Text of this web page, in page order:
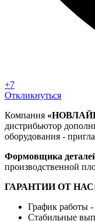
+7
Откликнуться
Компания
дистрибьютор
оборудования -
Формовщика
производственной
ГАРАНТИИ ОТ
График работы -
Стабильные